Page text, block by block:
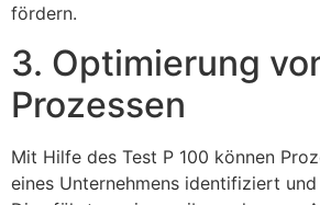
fördern.
3. Optimierung
Prozessen
Mit Hilfe des Test P 100 können
eines Unternehmens identifiziert